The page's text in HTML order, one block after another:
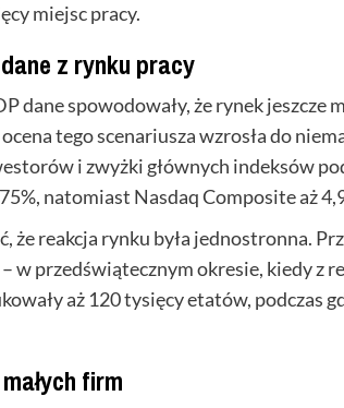
miejsc pracy.
z rynku pracy
dane spowodowały, że rynek jeszcze
tego scenariusza wzrosła do
i zwyżki głównych indeksów
natomiast Nasdaq Composite aż
że reakcja rynku była jednostronna.
w przedświątecznym okresie, kiedy z
aż 120 tysięcy etatów, podczas
firm